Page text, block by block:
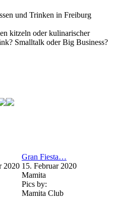
und Trinken in Freiburg
kitzeln oder kulinarischer
Smalltalk oder Big Business?
2020
Gran Fiesta…
15. Februar 2020
Mamita
Pics by:
Mamita Club